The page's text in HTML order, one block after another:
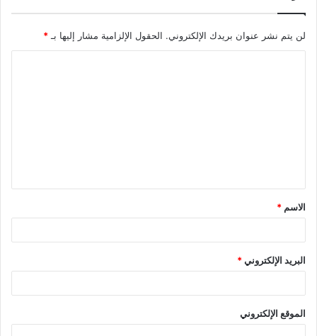
لن يتم نشر عنوان بريدك الإلكتروني. الحقول الإلزامية مشار إليها بـ *
ق
*
الاسم *
البريد الإلكتروني*
الموقع الإلكتروني